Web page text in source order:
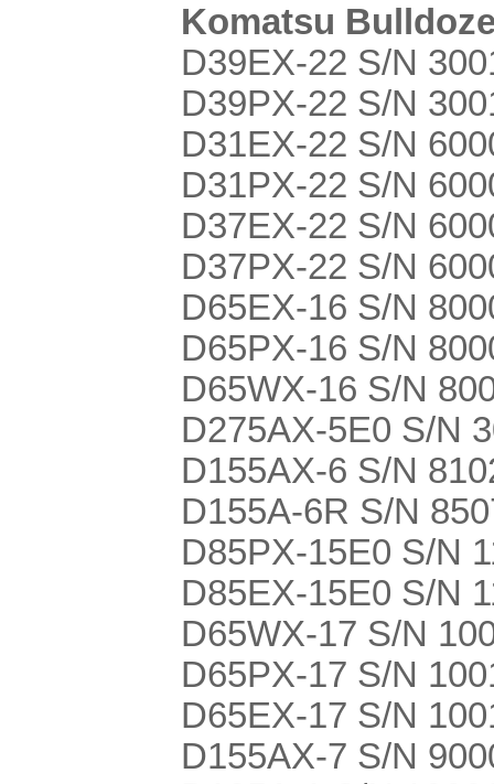
Komatsu
D39EX-22 S/N
D39PX-22 S/N
D31EX-22 S/N
D31PX-22 S/N
D37EX-22 S/N
D37PX-22 S/N
D65EX-16 S/N
D65PX-16 S/N
D65WX-16 S/N
D275AX-5E0 S/N
D155AX-6 S/N
D155A-6R S/N
D85PX-15E0 S/N
D85EX-15E0 S/N
D65WX-17 S/N
D65PX-17 S/N
D65EX-17 S/N
D155AX-7 S/N